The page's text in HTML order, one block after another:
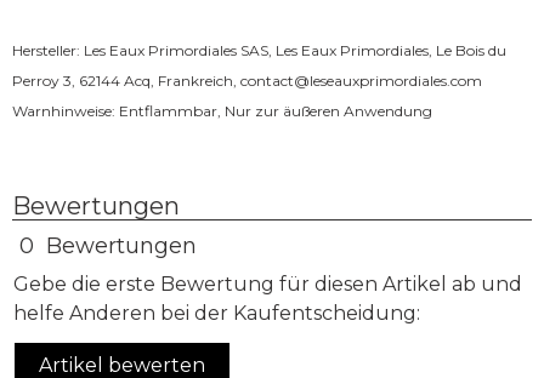
Hersteller: Les Eaux Primordiales SAS, Les Eaux Primordiales, Le Bois du
Perroy 3, 62144 Acq, Frankreich, contact@leseauxprimordiales.com
Warnhinweise: Entflammbar, Nur zur äußeren Anwendung
Bewertungen
0 Bewertungen
Gebe die erste Bewertung für diesen Artikel ab und
helfe Anderen bei der Kaufentscheidung:
Artikel bewerten